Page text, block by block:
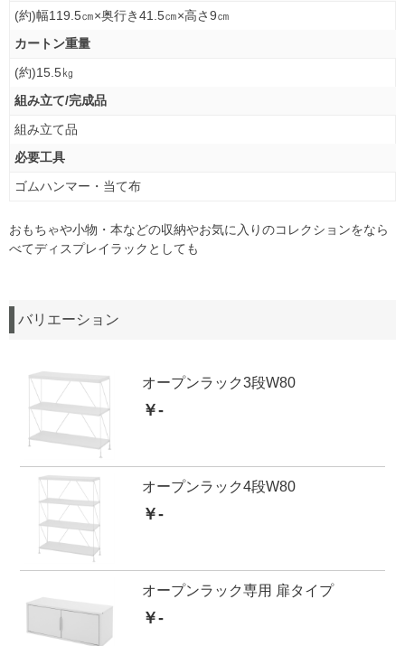
(約)幅119.5㎝×奥行き41.5㎝×高さ9㎝
カートン重量
(約)15.5㎏
組み立て/完成品
組み立て品
必要工具
ゴムハンマー・当て布
おもちゃや小物・本などの収納やお気に入りのコレクションをなら
べてディスプレイラックとしても
バリエーション
オープンラック3段W80
￥-
オープンラック4段W80
￥-
オープンラック専用 扉タイプ
￥-